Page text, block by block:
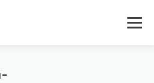
Menü
BLOG